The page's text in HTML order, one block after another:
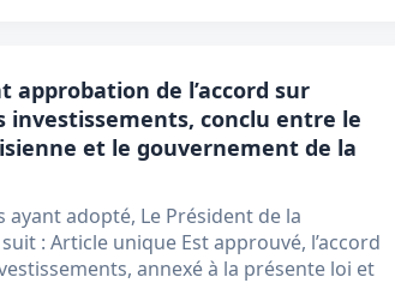
approbation de l’accord sur
investissements, conclu entre le
et le gouvernement de la
adopté, Le Président de la
: Article unique Est approuvé, l’accord
annexé à la présente loi et